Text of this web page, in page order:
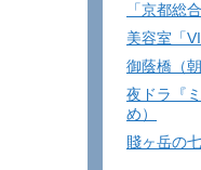
「京都総
美容室「
御蔭橋（
夜ドラ『
め）
賤ヶ岳の